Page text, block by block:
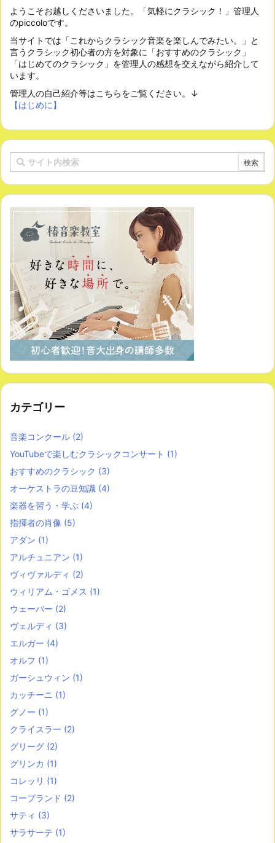
ようこそお越しくださいました。「気軽にクラシック！」管理人
のpiccoloです。
当サイトでは「これからクラシック音楽を楽しんでみたい。」と
言うクラシック初心者の方を対象に「おすすめのクラシック」
「はじめてのクラシック」を管理人の感想を交えながら紹介して
います。
管理人の自己紹介等はこちらをご覧ください。↓
【はじめに】
カテゴリー
音楽コンクール (2)
YouTubeで楽しむクラシックコンサート (1)
おすすめのクラシック (3)
オーケストラの豆知識 (4)
楽器を習う・学ぶ (4)
指揮者の肖像 (5)
アダン (1)
アルチュニアン (1)
ヴィヴァルディ (2)
ウィリアム・ゴメス (1)
ウェーバー (2)
ヴェルディ (3)
エルガー (4)
オルフ (1)
ガーシュウィン (1)
カッチーニ (1)
グノー (1)
クライスラー (2)
グリーグ (2)
グリンカ (1)
コレッリ (1)
コープランド (2)
サティ (3)
サラサーテ (1)